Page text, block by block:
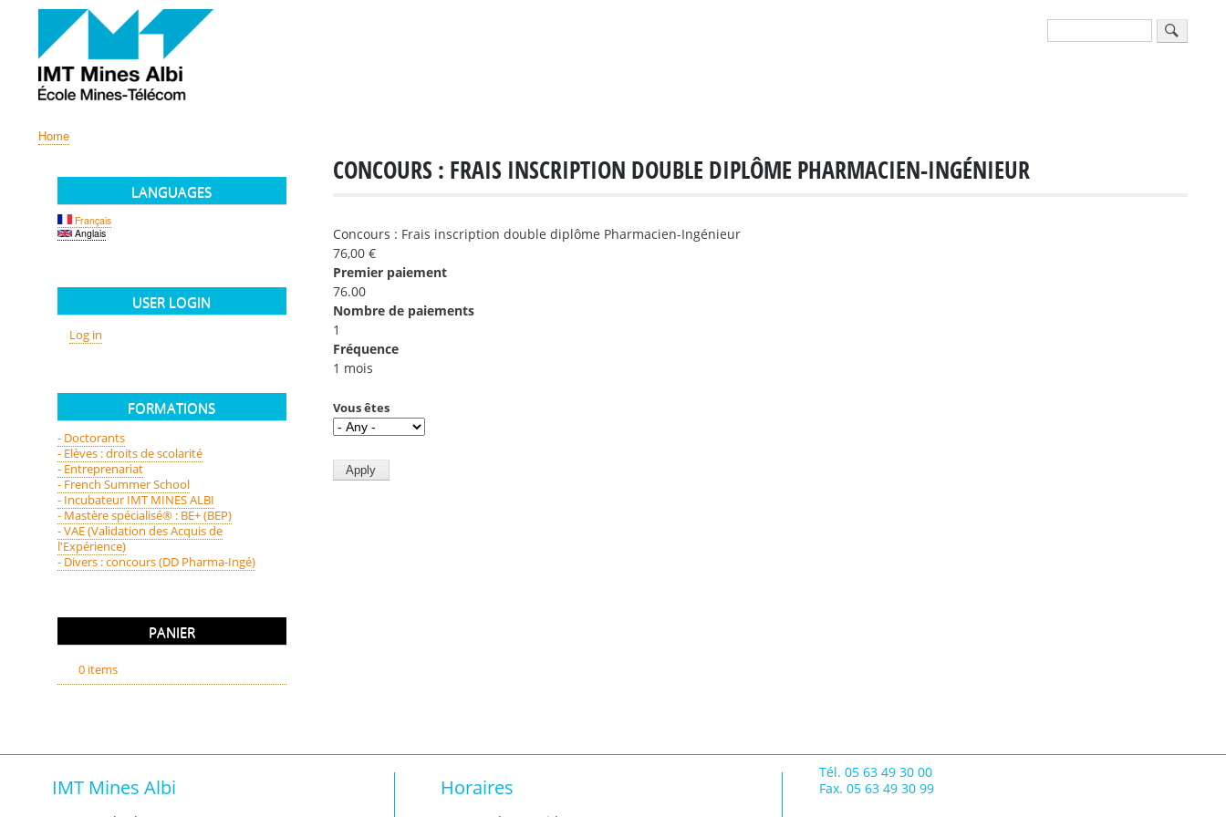
Search
Home
CONCOURS : FRAIS INSCRIPTION DOUBLE DIPLÔME PHARMACIEN-INGÉNIEUR
Concours : Frais inscription double diplôme Pharmacien-Ingénieur
76,00 €
Premier paiement
76.00
Nombre de paiements
1
Fréquence
1 mois
Vous êtes
LANGUAGES
Français
Anglais
USER LOGIN
Log in
FORMATIONS
- Doctorants
- Elèves : droits de scolarité
- Entreprenariat
- French Summer School
- Incubateur IMT MINES ALBI
- Mastère spécialisé® : BE+ (BEP)
- VAE (Validation des Acquis de
l'Expérience)
- Divers : concours (DD Pharma-Ingé)
PANIER
0 items
IMT Mines Albi Horaires
Tél. 05 63 49 30 00
Fax. 05 63 49 30 99